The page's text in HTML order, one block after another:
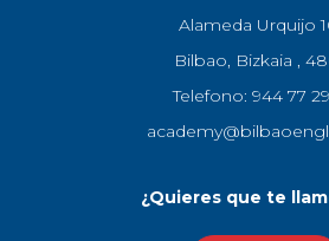
Alameda Urquijo
Bilbao, Bizkaia ,
Telefono: 944 77
¿Quieres que te